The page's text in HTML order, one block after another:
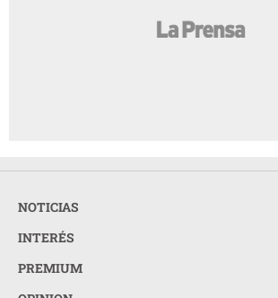
NOTICIAS
INTERÉS
PREMIUM